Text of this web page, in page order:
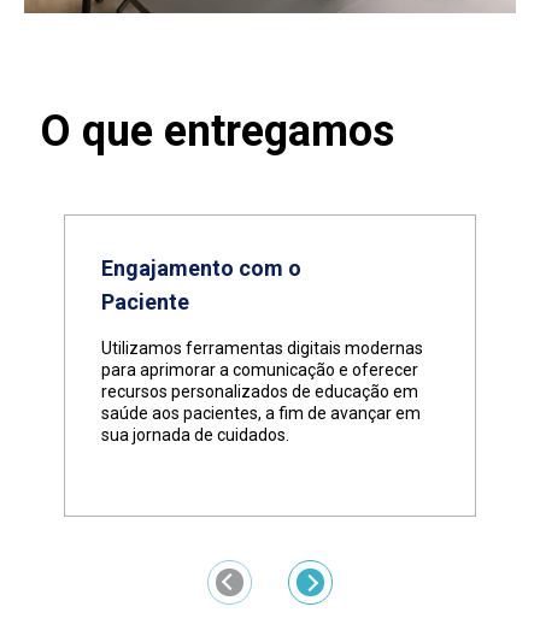
O que entregamos
Previous
Engajamento com o
Paciente
Utilizamos ferramentas digitais modernas
para aprimorar a comunicação e oferecer
recursos personalizados de educação em
saúde aos pacientes, a fim de avançar em
sua jornada de cuidados.
Next